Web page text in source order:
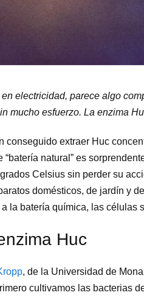
electricidad, parece algo
mucho esfuerzo. La enzima
conseguido extraer Huc
natural” es
Celsius sin perder su
domésticos, de jardín y
la batería química, las células
Huc
, de la Universidad de
cultivamos las bacterias